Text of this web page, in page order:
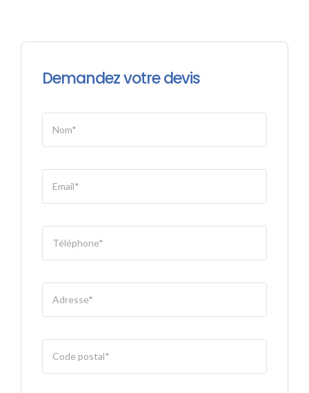
Demandez votre devis